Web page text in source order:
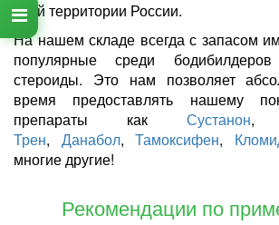
всей территории России.
На нашем складе всегда с запасом
популярные среди бодибилдеров
стероиды. Это нам позволяет
время предоставлять нашему
препараты как Сустанон
Трен, Данабол,Тамоксифен,
многие другие!
Рекомендации по